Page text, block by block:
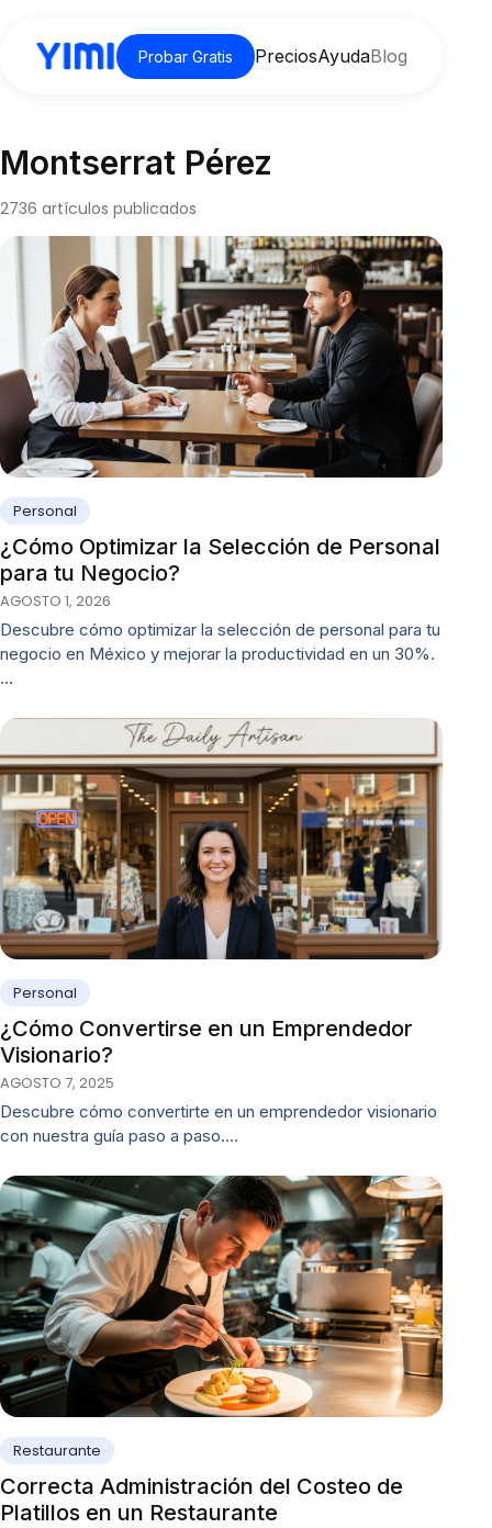
Probar Gratis PreciosAyudaBlog
Montserrat Pérez
2736 artículos publicados
Personal
¿Cómo Optimizar la Selección de Personal
para tu Negocio?
AGOSTO 1, 2026
Descubre cómo optimizar la selección de personal para tu
negocio en México y mejorar la productividad en un 30%.
…
Personal
¿Cómo Convertirse en un Emprendedor
Visionario?
AGOSTO 7, 2025
Descubre cómo convertirte en un emprendedor visionario
con nuestra guía paso a paso.…
Restaurante
Correcta Administración del Costeo de
Platillos en un Restaurante